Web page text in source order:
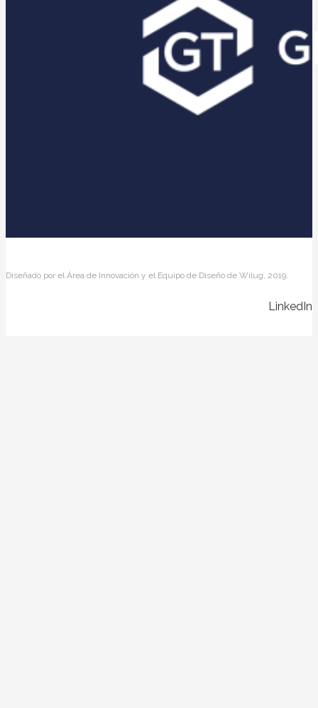
Diseñado por el Área de Innovación y el Equipo de Diseño de Wilug, 2019.
LinkedIn